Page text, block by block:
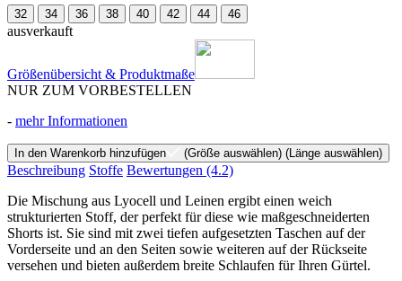
32 34 36 38 40 42 44 46
ausverkauft
Größenübersicht & Produktmaße
NUR ZUM VORBESTELLEN
- mehr Informationen
In den Warenkorb hinzufügen (Größe auswählen) (Länge auswählen)
Beschreibung Stoffe Bewertungen (4.2)
Die Mischung aus Lyocell und Leinen ergibt einen weich
strukturierten Stoff, der perfekt für diese wie maßgeschneiderten
Shorts ist. Sie sind mit zwei tiefen aufgesetzten Taschen auf der
Vorderseite und an den Seiten sowie weiteren auf der Rückseite
versehen und bieten außerdem breite Schlaufen für Ihren Gürtel.